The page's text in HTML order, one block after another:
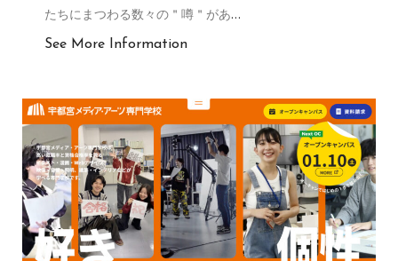
たちにまつわる数々の＂噂＂があ…
See More Information